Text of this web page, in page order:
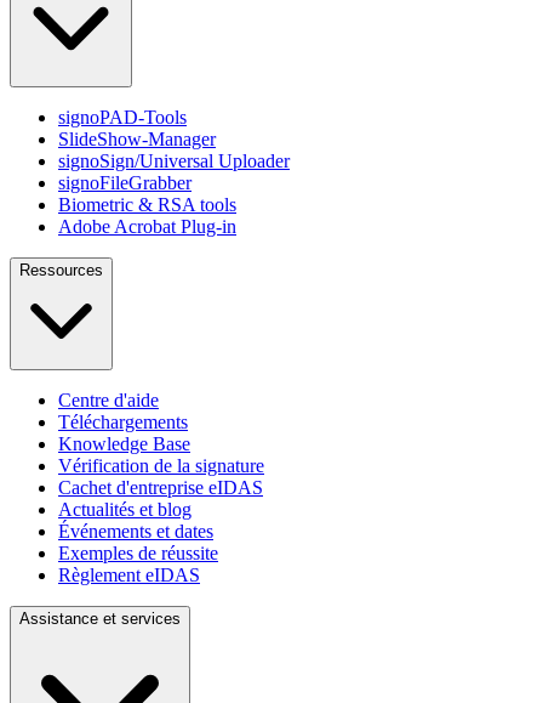
signoPAD-Tools
SlideShow-Manager
signoSign/Universal Uploader
signoFileGrabber
Biometric & RSA tools
Adobe Acrobat Plug-in
Ressources
Centre d'aide
Téléchargements
Knowledge Base
Vérification de la signature
Cachet d'entreprise eIDAS
Actualités et blog
Événements et dates
Exemples de réussite
Règlement eIDAS
Assistance et services